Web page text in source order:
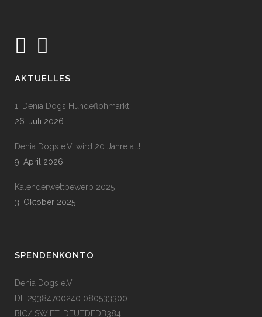
AKTUELLES
1. Denia Dogs Hundeflohmarkt
26. Juli 2026
Denia Dogs e.V. wird 20 Jahre alt!
9. April 2026
Kalenderwettbewerb 2025
3. Oktober 2025
SPENDENKONTO
Denia Dogs e.V.
DE 29384700240 080533300
BIC/ SWIFT: DEUTDEDB384